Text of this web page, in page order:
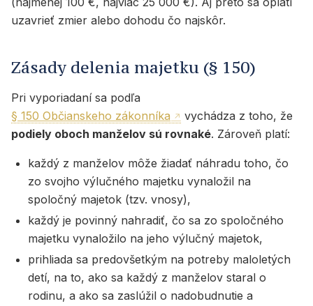
uzavrieť zmier alebo dohodu čo najskôr.
Zásady delenia majetku (§ 150)
Pri vyporiadaní sa podľa
§ 150 Občianskeho zákonníka
vychádza z toho, že
podiely oboch manželov sú rovnaké. Zároveň platí:
každý z manželov môže žiadať náhradu toho, čo
zo svojho výlučného majetku vynaložil na
spoločný majetok (tzv. vnosy),
každý je povinný nahradiť, čo sa zo spoločného
majetku vynaložilo na jeho výlučný majetok,
prihliada sa predovšetkým na potreby maloletých
detí, na to, ako sa každý z manželov staral o
rodinu, a ako sa zaslúžil o nadobudnutie a